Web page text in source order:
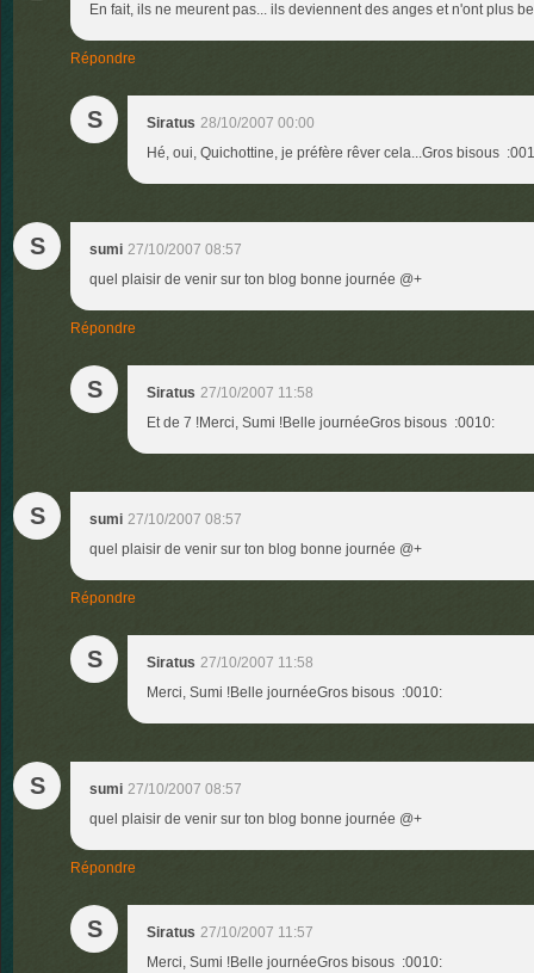
En fait, ils ne meurent pas... ils deviennent des anges et n'ont plus
Répondre
S Siratus 28/10/2007 00:00
Hé, oui, Quichottine, je préfère rêver cela...Gros bisous
S sumi 27/10/2007 08:57
quel plaisir de venir sur ton blog bonne journée @+
Répondre
S Siratus 27/10/2007 11:58
Et de 7 !Merci, Sumi !Belle journéeGros bisous :0010:
S sumi 27/10/2007 08:57
quel plaisir de venir sur ton blog bonne journée @+
Répondre
S Siratus 27/10/2007 11:58
Merci, Sumi !Belle journéeGros bisous :0010:
S sumi 27/10/2007 08:57
quel plaisir de venir sur ton blog bonne journée @+
Répondre
S Siratus 27/10/2007 11:57
Merci, Sumi !Belle journéeGros bisous :0010: